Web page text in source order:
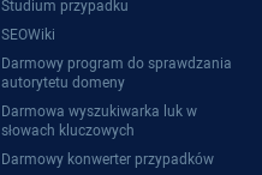
Studium przypadku
SEOWiki
Darmowy program do sprawdzania
autorytetu domeny
Darmowa wyszukiwarka luk w
słowach kluczowych
Darmowy konwerter przypadków